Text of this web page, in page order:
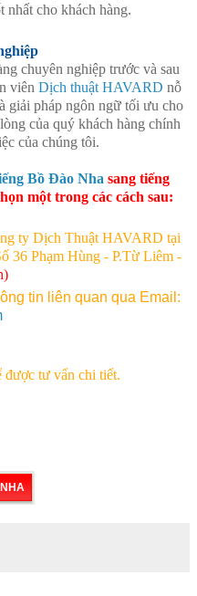
nhất cho khách hàng.
chuyên nghiệp trước và sau
viên Dịch thuật HAVARD nỗ
giải pháp ngôn ngữ tối ưu cho
của quý khách hàng chính
của chúng tôi.
Bồ Đào Nha sang tiếng
một trong các cách sau:
ty Dịch Thuật HAVARD tại
36 Phạm Hùng - P.Từ Liêm -
tin liên quan qua Email:
được tư vấn chi tiết.